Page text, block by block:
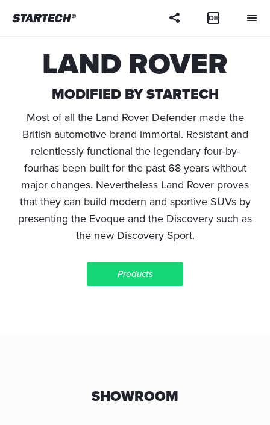
LAND ROVER
MODIFIED BY STARTECH
Most of all the Land Rover Defender made the
British automotive brand immortal. Resistant and
relentlessly functional the legendary four-by-
fourhas been built for the past 68 years without
major changes. Nevertheless Land Rover proves
that they can build modern and sportive SUVs by
presenting the Evoque and the Discovery such as
the new Discovery Sport.
Products
SHOWROOM